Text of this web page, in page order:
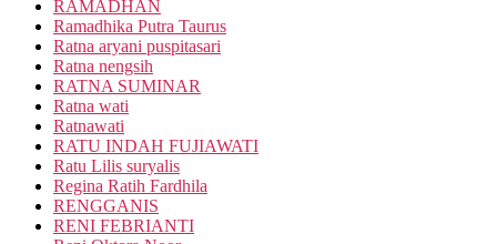
RAMADHAN
Ramadhika Putra Taurus
Ratna aryani puspitasari
Ratna nengsih
RATNA SUMINAR
Ratna wati
Ratnawati
RATU INDAH FUJIAWATI
Ratu Lilis suryalis
Regina Ratih Fardhila
RENGGANIS
RENI FEBRIANTI